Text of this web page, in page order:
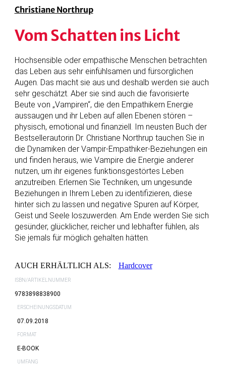
Christiane Northrup
Vom Schatten ins Licht
Hochsensible oder empathische Menschen betrachten
das Leben aus sehr einfühlsamen und fürsorglichen
Augen. Das macht sie aus und deshalb werden sie auch
sehr geschätzt. Aber sie sind auch die favorisierte
Beute von „Vampiren“, die den Empathikern Energie
aussaugen und ihr Leben auf allen Ebenen stören –
physisch, emotional und finanziell. Im neusten Buch der
Bestsellerautorin Dr. Christiane Northrup tauchen Sie in
die Dynamiken der Vampir-Empathiker-Beziehungen ein
und finden heraus, wie Vampire die Energie anderer
nutzen, um ihr eigenes funktionsgestörtes Leben
anzutreiben. Erlernen Sie Techniken, um ungesunde
Beziehungen in Ihrem Leben zu identifizieren, diese
hinter sich zu lassen und negative Spuren auf Körper,
Geist und Seele loszuwerden. Am Ende werden Sie sich
gesünder, glücklicher, reicher und lebhafter fühlen, als
Sie jemals für möglich gehalten hätten.
AUCH ERHÄLTLICH ALS: Hardcover
ISBN/ARTIKELNUMMER
9783898838900
ERSCHEINUNGSDATUM
07.09.2018
FORMAT
E-BOOK
UMFANG